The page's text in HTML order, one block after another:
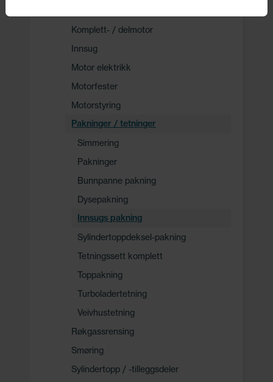
Komplett- / delmotor
Innsug
Motor elektrikk
Motorfester
Motorstyring
Pakninger / tetninger
Simmering
Pakninger
Bunnpanne pakning
Dysepakning
Innsugs pakning
Sylindertoppdeksel-pakning
Tetningssett komplett
Toppakning
Turboladertetning
Veivhustetning
Røkgassrensing
Smøring
Sylindertopp / -tilleggsdeler